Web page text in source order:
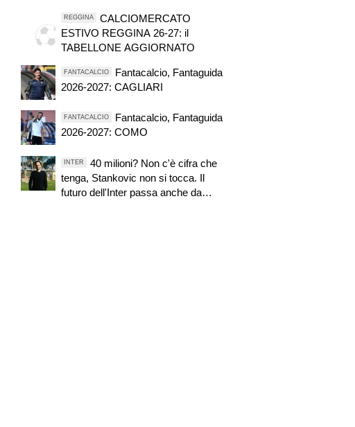
REGGINA
CALCIOMERCATO
ESTIVO REGGINA 26-27: il
TABELLONE AGGIORNATO
FANTACALCIO
Fantacalcio, Fantaguida
2026-2027: CAGLIARI
FANTACALCIO
Fantacalcio, Fantaguida
2026-2027: COMO
INTER
40 milioni? Non c'è cifra che
tenga, Stankovic non si tocca. Il
futuro dell'Inter passa anche da